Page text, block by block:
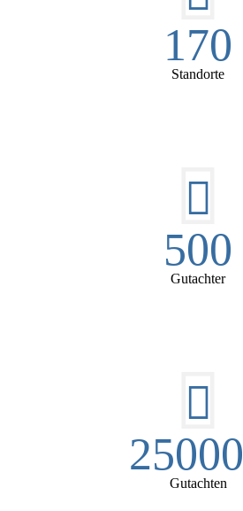
170
Standorte
500
Gutachter
Gutachten